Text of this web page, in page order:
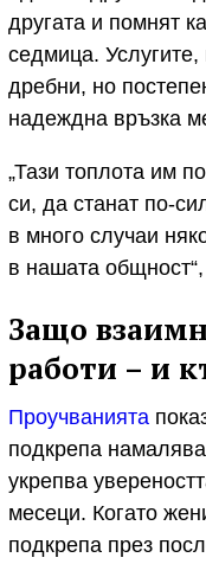
другата и помнят
седмица. Услугите,
дребни, но
надеждна връзка
„Тази топлота им
си, да станат по-
в много случаи
в нашата общност“,
Защо
работи – и
Проучванията
подкрепа
укрепва
месеци. Когато
подкрепа през